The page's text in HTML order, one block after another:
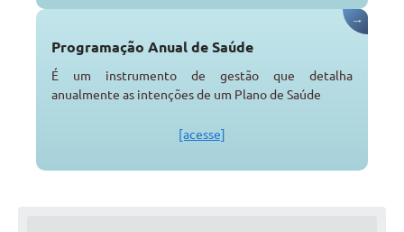
Programação Anual de Saúde
É um instrumento de gestão que detalha
anualmente as intenções de um Plano de Saúde
[acesse]
→